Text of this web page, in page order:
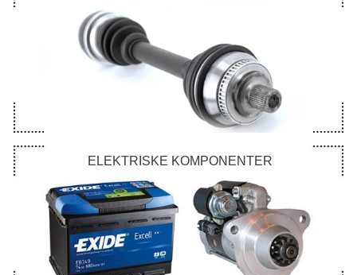
ELEKTRISKE KOMPONENTER